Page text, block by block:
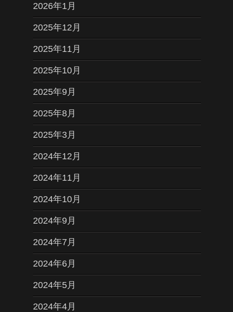
2026年1月
2025年12月
2025年11月
2025年10月
2025年9月
2025年8月
2025年3月
2024年12月
2024年11月
2024年10月
2024年9月
2024年7月
2024年6月
2024年5月
2024年4月